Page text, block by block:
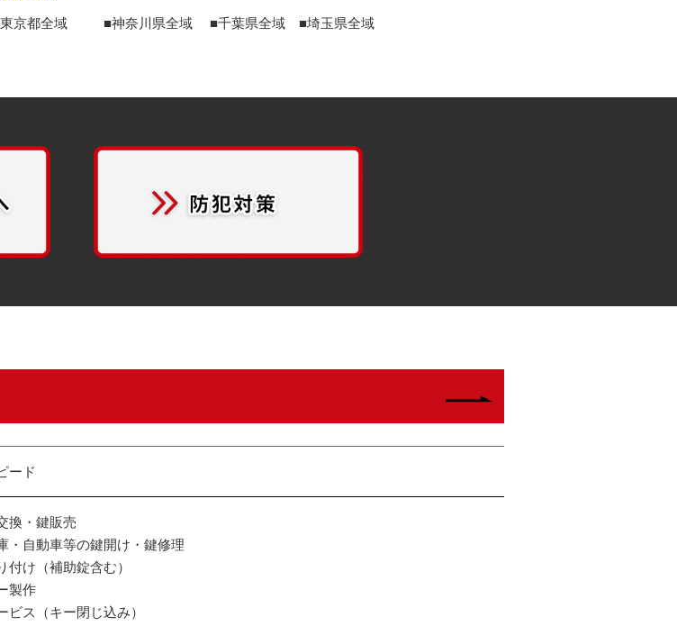
京都全域 ■神奈川県全域 ■千葉県全域 ■埼玉県全域
ード
換・鍵販売
・自動車等の鍵開け・鍵修理
付け（補助錠含む）
製作
ビス（キー閉じ込み）